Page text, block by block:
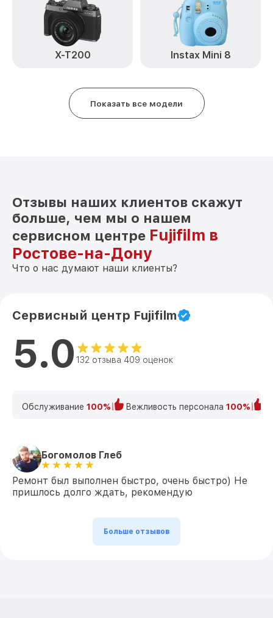
Замена микрофона XF1 Fujifilm от 2700₽
Замена аккумулятора XF1 Fujifilm от 500₽
Программный ремонт XF1 Fujifilm от 2900₽
X-T200 Instax Mini 8
Показать все модели
Отзывы наших клиентов скажут
больше, чем мы о нашем
сервисном центре Fujifilm в
Ростове-на-Дону
Что о нас думают наши клиенты?
Сервисный центр Fujifilm
5.0 132 отзыва 409 оценок
Обслуживание 100% Вежливость персонала 100%
Богомолов Глеб
Ремонт был выполнен быстро, очень быстро) Не
пришлось долго ждать, рекомендую
Больше отзывов